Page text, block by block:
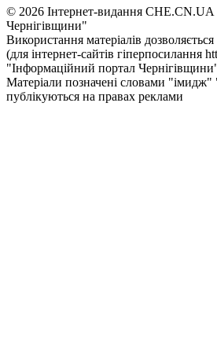
© 2026 Інтернет-видання
Чернiгiвщини"
Використання матеріалів
(для інтернет-сайтів гіперпосилання
"Інформаційний портал
Матеріали позначені словами
публікуються на правах реклами